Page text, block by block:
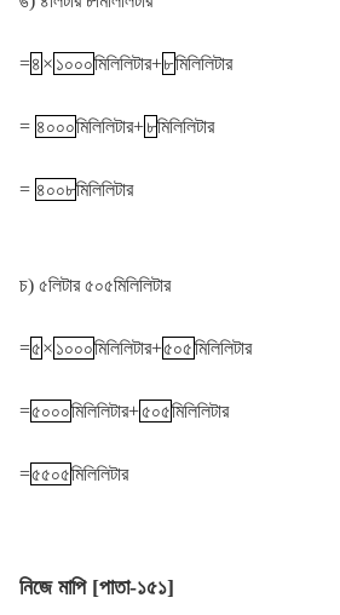
=৪× ১০০০মিলিলিটার+৮মিলিলিটার
= ৪০০০মিলিলিটার+৮মিলিলিটার
= ৪০০৮মিলিলিটার
চ) ৫লিটার ৫০৫মিলিলিটার
=৫× ১০০০মিলিলিটার+৫০৫মিলিলিটার
=৫০০০মিলিলিটার+৫০৫মিলিলিটার
=৫৫০৫মিলিলিটার
নিজে মাপি [পাতা-১৫১]